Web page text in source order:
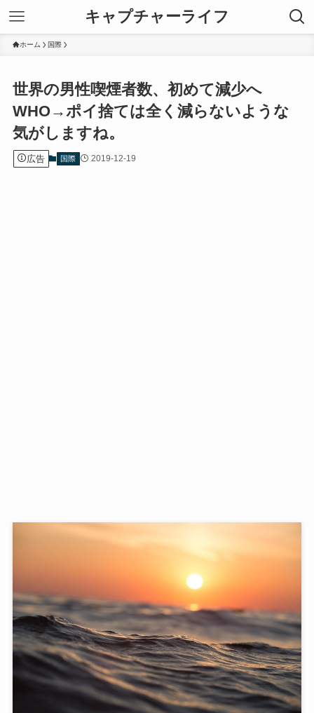
キャプチャーライフ
ホーム 国際
世界の男性喫煙者数、初めて減少へ
WHO→ポイ捨ては全く減らないような
気がしますね。
広告 国際 2019-12-19